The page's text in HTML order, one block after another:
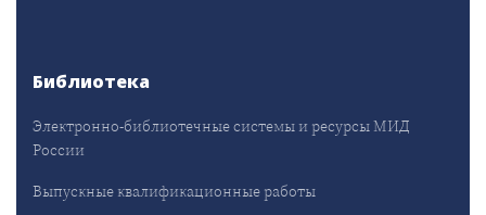
Библиотека
Электронно-библиотечные системы и ресурсы МИД
России
Выпускные квалификационные работы